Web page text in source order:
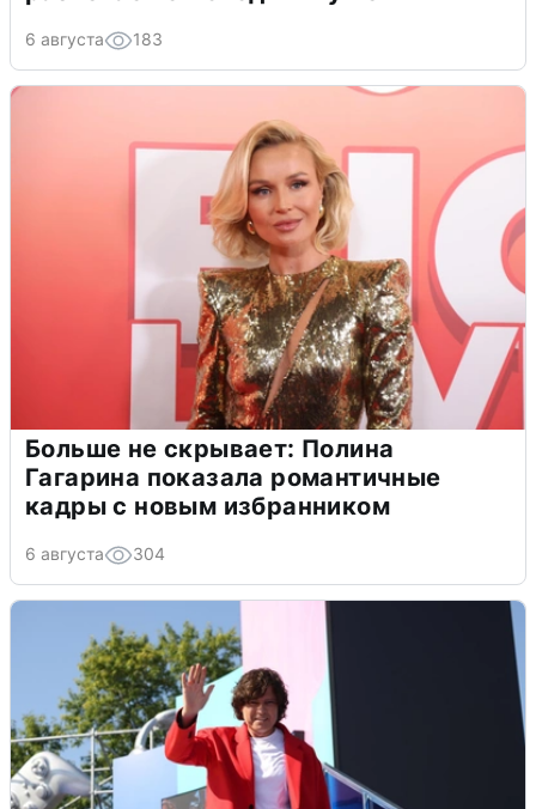
6 августа 183
Больше не скрывает: Полина
Гагарина показала романтичные
кадры с новым избранником
6 августа 304